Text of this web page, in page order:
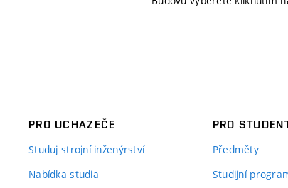
PRO UCHAZEČE
Studuj strojní inženýrství
Nabídka studia
PRO
Předměty
Studijní